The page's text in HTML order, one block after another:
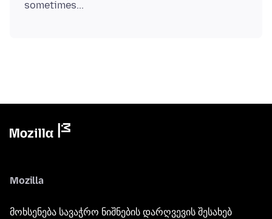
Mozilla
მოხსენება სავაჭრო ნიშნების დარღვევის შესახებ